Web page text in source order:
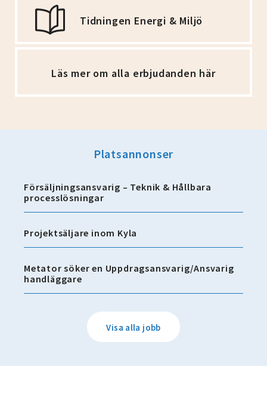
Tidningen Energi & Miljö
Läs mer om alla erbjudanden här
Platsannonser
Försäljningsansvarig – Teknik & Hållbara
processlösningar
Projektsäljare inom Kyla
Metator söker en Uppdragsansvarig/Ansvarig
handläggare
Visa alla jobb